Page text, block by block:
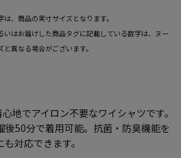
、商品の実寸サイズとなります。
はお届けした商品タグに記載している数字は、ヌー
異なる場合がございます。
地でアイロン不要なワイシャツです。
後50分で着用可能。抗菌・防臭機能を
対応できます。